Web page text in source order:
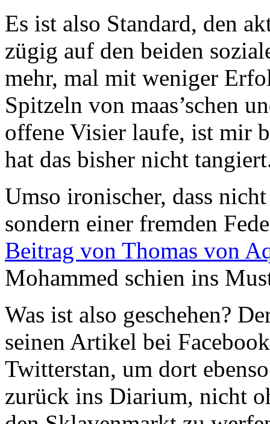
Es ist also Standard, den
zügig auf den beiden
mehr, mal mit weniger
Spitzeln von maas’schen
offene Visier laufe, ist mir
hat das bisher nicht
Umso ironischer, dass
sondern einer fremden
Beitrag von Thomas von
Mohammed schien ins
Was ist also geschehen?
seinen Artikel bei
Twitterstan, um dort
zurück ins Diarium, nicht